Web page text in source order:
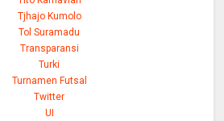
Tjhajo Kumolo
Tol Suramadu
Transparansi
Turki
Turnamen Futsal
Twitter
UI